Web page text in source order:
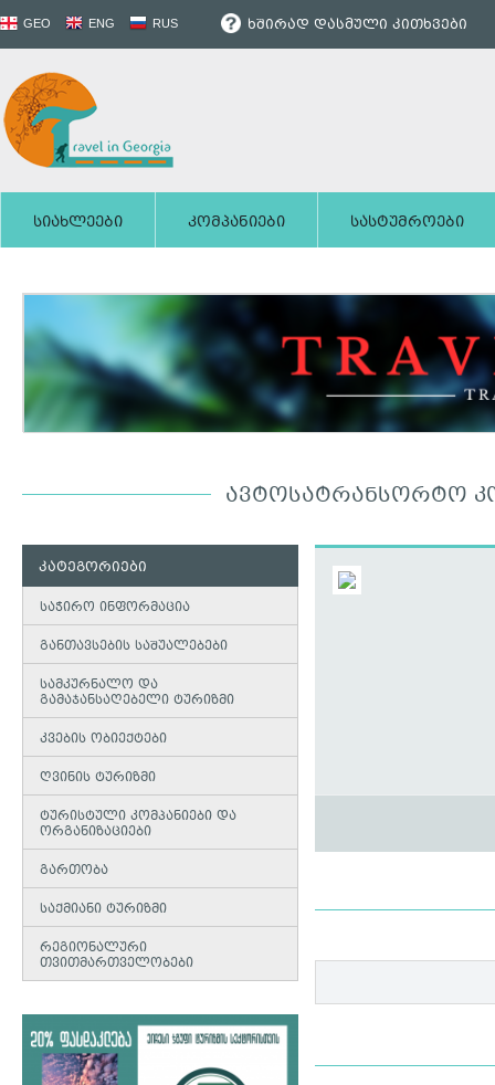
GEO ENG RUS ხშირად დასმული კითხვები
სიახლეები კომპანიები სასტუმროები
ᲐᲕᲢᲝᲡᲐᲢᲠᲐᲜᲡᲝᲠᲢᲝ
კატეგორიები
საჭირო ინფორმაცია
განთავსების საშუალებები
სამკურნალო და
გამაჯანსაღებელი ტურიზმი
კვების ობიექტები
ღვინის ტურიზმი
ტურისტული კომპანიები და
ორგანიზაციები
გართობა
საქმიანი ტურიზმი
რეგიონალური
თვითმართველობები